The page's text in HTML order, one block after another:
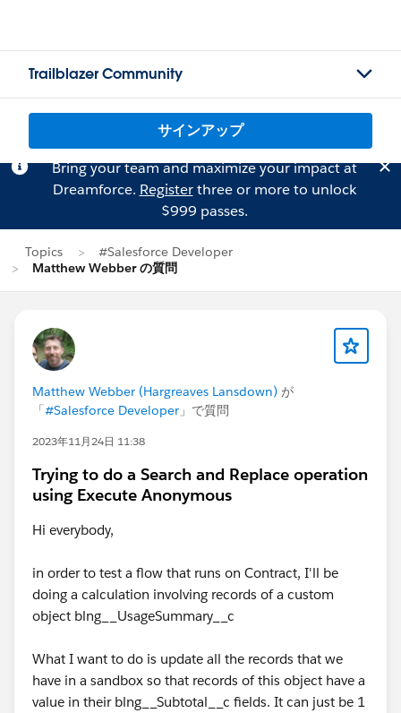
Trailblazer Community
サインアップ
Bring your team and maximize your impact at
Dreamforce. Registerthree or more to unlock
$999 passes.
Topics
#Salesforce Developer
Matthew Webber の質問
Matthew Webber (Hargreaves Lansdown) が
「#Salesforce Developer 」で質問
2023年11月24日 11:38
Trying to do a Search and Replace operation
using Execute Anonymous
Hi everybody,
in order to test a flow that runs on Contract, I'll be
doing a calculation involving records of a custom
object blng__UsageSummary__c
What I want to do is update all the records that we
have in a sandbox so that records of this object have a
value in their blng__Subtotal__c fields. It can just be 1